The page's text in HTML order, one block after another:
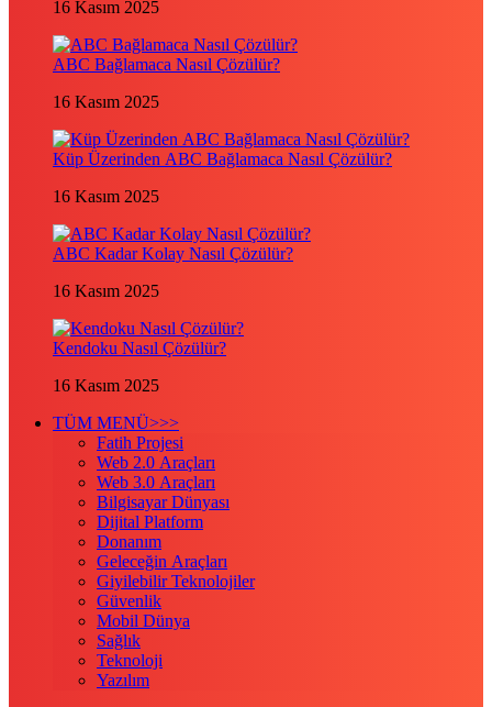
16 Kasım 2025
ABC Bağlamaca Nasıl Çözülür?
16 Kasım 2025
Küp Üzerinden ABC Bağlamaca Nasıl Çözülür?
16 Kasım 2025
ABC Kadar Kolay Nasıl Çözülür?
16 Kasım 2025
Kendoku Nasıl Çözülür?
16 Kasım 2025
TÜM MENÜ>>>
Fatih Projesi
Web 2.0 Araçları
Web 3.0 Araçları
Bilgisayar Dünyası
Dijital Platform
Donanım
Geleceğin Araçları
Giyilebilir Teknolojiler
Güvenlik
Mobil Dünya
Sağlık
Teknoloji
Yazılım